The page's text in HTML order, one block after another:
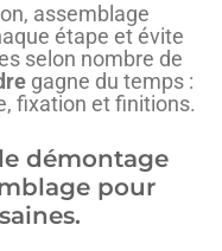
assemblage
étape et évite
selon nombre de
gagne du temps :
fixation et finitions.
démontage
pour